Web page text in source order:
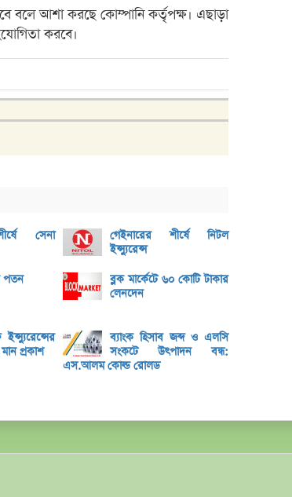
বলে আশা করছে কোম্পানি কর্তৃপক্ষ। এছাড়া
করবে।
সেনা
গেইনারের শীর্ষে নিটল
ইন্স্যুরেন্স
পতন
ব্লক মার্কেটে ৬০ কোটি টাকার
লেনদেন
প্রকাশ
ব্যাংক হিসাব জব্দ ও এলসি
সংকটে উৎপাদন বন্ধ:
এস.আলম কোল্ড রোলড